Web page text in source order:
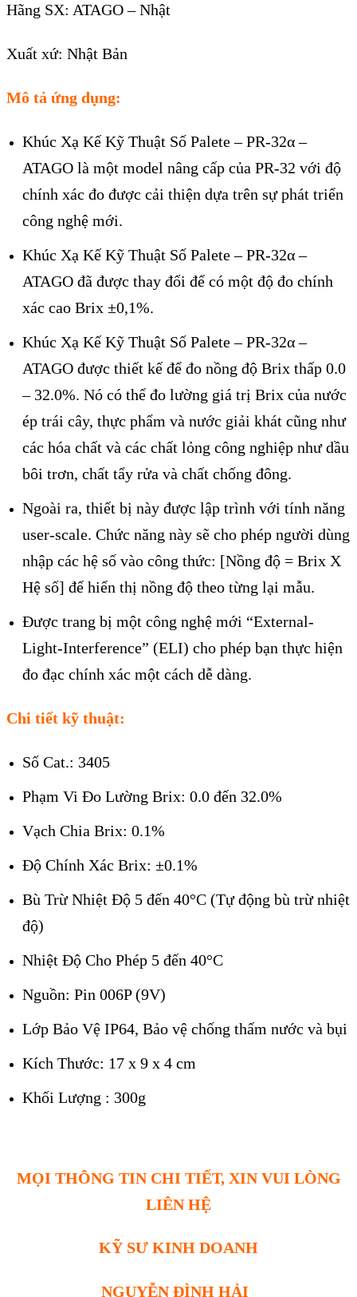
Hãng SX: ATAGO – Nhật
Xuất xứ: Nhật Bản
Mô tả ứng dụng:
Khúc Xạ Kế Kỹ Thuật Số Palete – PR-32α –
ATAGO là một model nâng cấp của PR-32 với độ
chính xác đo được cải thiện dựa trên sự phát triển
công nghệ mới.
Khúc Xạ Kế Kỹ Thuật Số Palete – PR-32α –
ATAGO đã được thay đổi để có một độ đo chính
xác cao Brix ±0,1%.
Khúc Xạ Kế Kỹ Thuật Số Palete – PR-32α –
ATAGO được thiết kế để đo nồng độ Brix thấp 0.0
– 32.0%. Nó có thể đo lường giá trị Brix của nước
ép trái cây, thực phẩm và nước giải khát cũng như
các hóa chất và các chất lỏng công nghiệp như dầu
bôi trơn, chất tẩy rửa và chất chống đông.
Ngoài ra, thiết bị này được lập trình với tính năng
user-scale. Chức năng này sẽ cho phép người dùng
nhập các hệ số vào công thức: [Nồng độ = Brix X
Hệ số] để hiển thị nồng độ theo từng lại mẫu.
Được trang bị một công nghệ mới “External-
Light-Interference” (ELI) cho phép bạn thực hiện
đo đạc chính xác một cách dễ dàng.
Chi tiết kỹ thuật:
Số Cat.: 3405
Phạm Vi Đo Lường Brix: 0.0 đến 32.0%
Vạch Chia Brix: 0.1%
Độ Chính Xác Brix: ±0.1%
Bù Trừ Nhiệt Độ 5 đến 40°C (Tự động bù trừ nhiệt
độ)
Nhiệt Độ Cho Phép 5 đến 40°C
Nguồn: Pin 006P (9V)
Lớp Bảo Vệ IP64, Bảo vệ chống thấm nước và bụi
Kích Thước: 17 x 9 x 4 cm
Khối Lượng : 300g
MỌI THÔNG TIN CHI TIẾT, XIN VUI LÒNG
LIÊN HỆ
KỸ SƯ KINH DOANH
NGUYỄN ĐÌNH HẢI